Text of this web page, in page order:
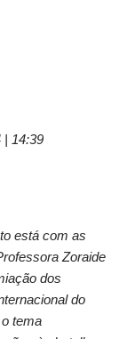
| 14:39
está com as
Zoraide
dos
do
tema